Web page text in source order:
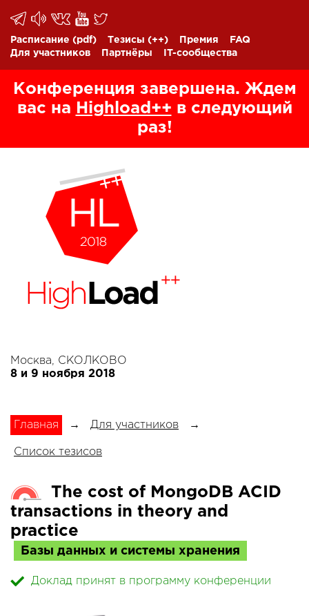
Расписание (pdf) Тезисы (++) Премия
FAQ
Для участников
Партнёры IT-сообщества
Конференция завершена. Ждем
вас на Highload++ в следующий
раз!
Москва, СКОЛКОВО
8 и 9 ноября 2018
Главная → Для участников →
Список тезисов
The cost of MongoDB ACID
transactions in theory and
practice
Базы данных и системы хранения
Доклад принят в программу конференции